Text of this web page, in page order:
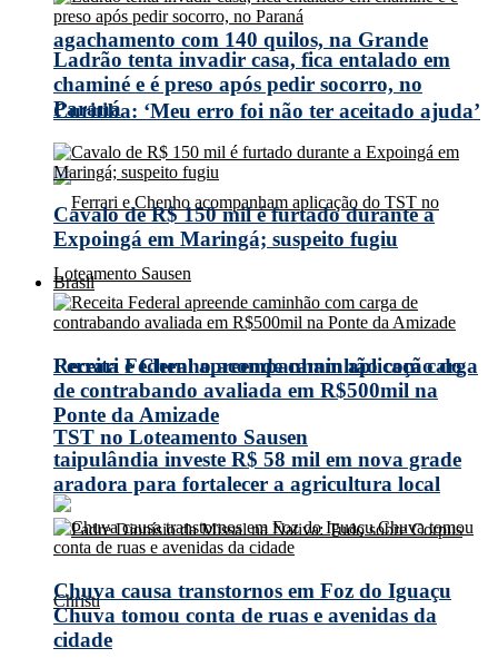
agachamento com 140 quilos, na Grande
Curitiba: ‘Meu erro foi não ter aceitado ajuda’
Ferrari e Chenho acompanham aplicação do
TST no Loteamento Sausen
Ladrão tenta invadir casa, fica entalado em
chaminé e é preso após pedir socorro, no
Paraná
Cavalo de R$ 150 mil é furtado durante a
Expoingá em Maringá; suspeito fugiu
Brasil
Receita Federal apreende caminhão com carga
de contrabando avaliada em R$500mil na
Ponte da Amizade
taipulândia investe R$ 58 mil em nova grade
aradora para fortalecer a agricultura local
Chuva causa transtornos em Foz do Iguaçu
Chuva tomou conta de ruas e avenidas da
cidade